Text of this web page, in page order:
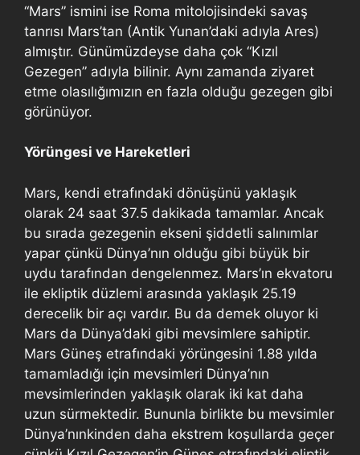
“Mars” ismini ise Roma mitolojisindeki savaş
tanrısı Mars’tan (Antik Yunan’daki adıyla Ares)
almıştır. Günümüzdeyse daha çok “Kızıl
Gezegen” adıyla bilinir. Aynı zamanda ziyaret
etme olasılığımızın en fazla olduğu gezegen gibi
görünüyor.
Yörüngesi ve Hareketleri
Mars, kendi etrafındaki dönüşünü yaklaşık
olarak 24 saat 37.5 dakikada tamamlar. Ancak
bu sırada gezegenin ekseni şiddetli salınımlar
yapar çünkü Dünya’nın olduğu gibi büyük bir
uydu tarafından dengelenmez. Mars’ın ekvatoru
ile ekliptik düzlemi arasında yaklaşık 25.19
derecelik bir açı vardır. Bu da demek oluyor ki
Mars da Dünya’daki gibi mevsimlere sahiptir.
Mars Güneş etrafındaki yörüngesini 1.88 yılda
tamamladığı için mevsimleri Dünya’nın
mevsimlerinden yaklaşık olarak iki kat daha
uzun sürmektedir. Bununla birlikte bu mevsimler
Dünya’nınkinden daha ekstrem koşullarda geçer